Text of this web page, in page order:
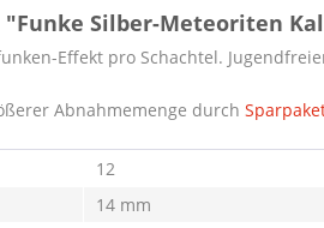
Silber-Meteoriten
Effekt pro Schachtel.
Abnahmemenge durch
12
14 mm